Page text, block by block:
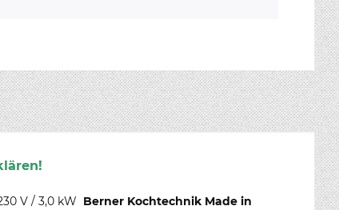
V / 3,0 kW Berner Kochtechnik Made in